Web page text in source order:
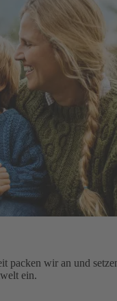
packen wir an und
ein.